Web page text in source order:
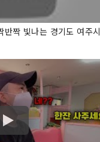
짝 빛나는 경기도 여주시